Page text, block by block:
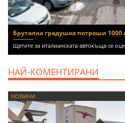
Брутална градушка потроши 1000
Щетите за италианската автокъща се
НАЙ-КОМЕНТИРАНИ
НОВИНИ